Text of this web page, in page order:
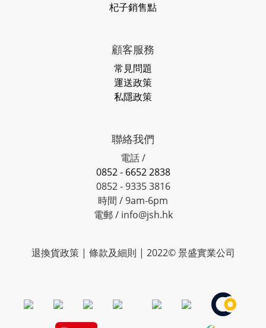
杞子銷售點
顧客服務
常見問題
運送政策
私隱政策
聯絡我們
電話 /
0852 - 6652 2838
0852 - 9335 3816
時間 / 9am-6pm
電郵 / info@jsh.hk
退換貨政策 | 條款及細則 | 2022© 景盛實業公司